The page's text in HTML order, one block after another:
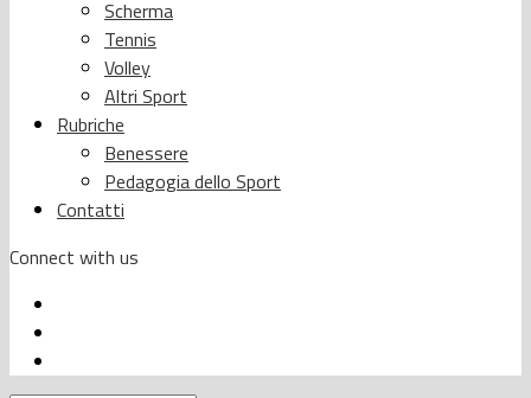
Scherma
Tennis
Volley
Altri Sport
Rubriche
Benessere
Pedagogia dello Sport
Contatti
Connect with us